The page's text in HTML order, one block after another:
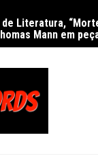
Literatura,
Mann em